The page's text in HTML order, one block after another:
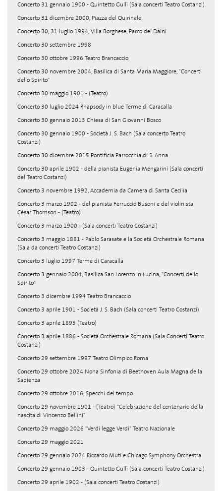
Concerto 31 gennaio 1900 - Quintetto Gullì (Sala concerti Teatro Costanzi)
Concerto 31 dicembre 2000, Piazza del Quirinale
Concerto 30, 31 luglio 1994, Villa Borghese, Parco dei Daini
Concerto 30 settembre 1998
Concerto 30 ottobre 1996 Teatro Brancaccio
Concerto 30 novembre 2004, Basilica di Santa Maria Maggiore, "Concerti
dello Spirito"
Concerto 30 maggio 1901 - (Teatro)
Concerto 30 luglio 2024 Rhapsody in blue Terme di Caracalla
Concerto 30 gennaio 2013 Chiesa di San Giovanni Bosco
Concerto 30 gennaio 1900 - Società J. S. Bach (Sala concerto Teatro
Costanzi)
Concerto 30 dicembre 2015 Pontificia Parrocchia di S. Anna
Concerto 30 aprile 1902 - della pianista Eugenia Mengarini (Sala concerti
del Teatro Costanzi)
Concerto 3 novembre 1992, Accademia da Camera di Santa Cecilia
Concerto 3 marzo 1902 - del pianista Ferruccio Busoni e del violinista
César Thomson - (Teatro)
Concerto 3 marzo 1900 - (Sala concerti Teatro Costanzi)
Concerto 3 maggio 1881 - Pablo Sarasate e la Società Orchestrale Romana
(Sala da concerti Teatro Costanzi)
Concerto 3 luglio 1997 Terme di Caracalla
Concerto 3 gennaio 2004, Basilica San Lorenzo in Lucina, "Concerti dello
Spirito"
Concerto 3 dicembre 1994 Teatro Brancaccio
Concerto 3 aprile 1901 - Società J. S. Bach (Sala concerti Teatro Costanzi)
Concerto 3 aprile 1895 (Teatro)
Concerto 3 aprile 1886 - Società Orchestrale Romana (Sala Concerti Teatro
Costanzi)
Concerto 29 settembre 1997 Teatro Olimpico Roma
Concerto 29 ottobre 2024 Nona Sinfonia di Beethoven Aula Magna de la
Sapienza
Concerto 29 ottobre 2016, Specchi del tempo
Concerto 29 novembre 1901 - (Teatro) "Celebrazione del centenario della
nascita di Vincenzo Bellini"
Concerto 29 maggio 2026 "Verdi legge Verdi" Teatro Nazionale
Concerto 29 maggio 2021
Concerto 29 gennaio 2024 Riccardo Muti e Chicago Symphony Orchestra
Concerto 29 gennaio 1903 - Quintetto Gullì (Sala concerti Teatro Costanzi)
Concerto 29 aprile 1902 - (Sala concerti Teatro Costanzi)